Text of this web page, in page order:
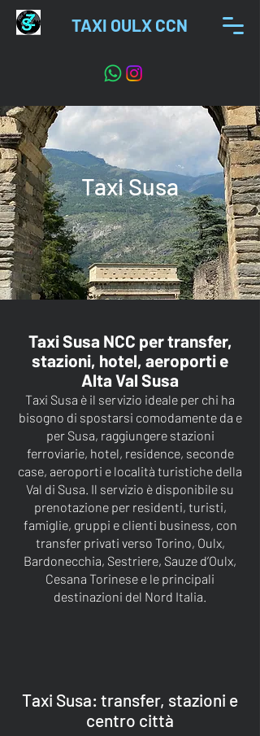
TAXI OULX CCN
Taxi Susa
Taxi Susa NCC per transfer,
stazioni, hotel, aeroporti e
Alta Val Susa
Taxi Susa è il servizio ideale per chi ha
bisogno di spostarsi comodamente da e
per Susa, raggiungere stazioni
ferroviarie, hotel, residence, seconde
case, aeroporti e località turistiche della
Val di Susa. Il servizio è disponibile su
prenotazione per residenti, turisti,
famiglie, gruppi e clienti business, con
transfer privati verso Torino, Oulx,
Bardonecchia, Sestriere, Sauze d’Oulx,
Cesana Torinese e le principali
destinazioni del Nord Italia.
Taxi Susa: transfer, stazioni e
centro città